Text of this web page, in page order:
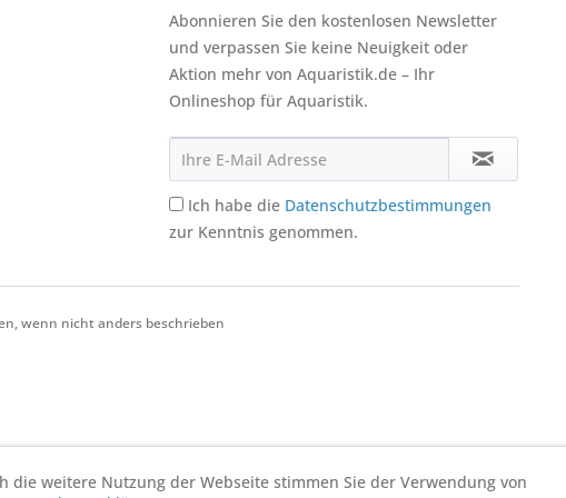
Abonnieren Sie den kostenlosen Newsletter
und verpassen Sie keine Neuigkeit oder
Aktion mehr von Aquaristik.de – Ihr
Onlineshop für Aquaristik.
Ich habe die Datenschutzbestimmungen
zur Kenntnis genommen.
wenn nicht anders beschrieben
weitere Nutzung der Webseite stimmen Sie der Verwendung von